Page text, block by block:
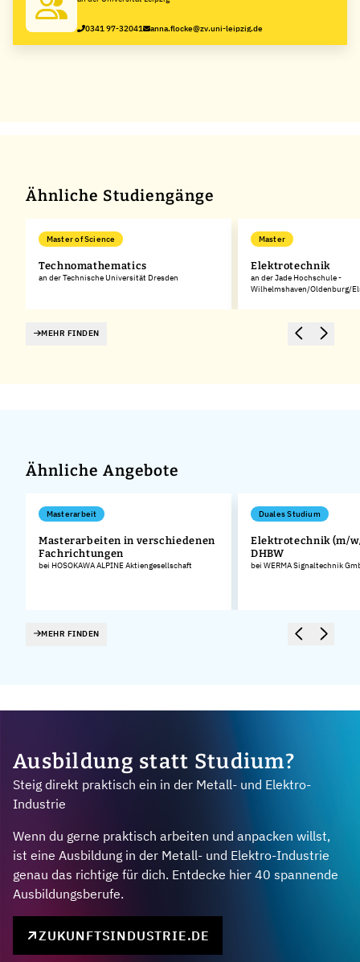
0341 97-32041 anna.flocke@zv.uni-leipzig.de
Ähnliche Studiengänge
Master of Science
Technomathematics
an der Technische Universität Dresden
Master
Elektrotechnik
an der Jade Hochschule -
Wilhelmshaven/Oldenburg/
MEHR FINDEN
Ähnliche Angebote
Masterarbeit
Masterarbeiten in verschiedenen
Fachrichtungen
bei HOSOKAWA ALPINE Aktiengesellschaft
Duales Studium
Elektrotechnik (m/
DHBW
bei WERMA Signaltechnik
MEHR FINDEN
Ausbildung statt Studium?
Steig direkt praktisch ein in der Metall- und Elektro-
Industrie
Wenn du gerne praktisch arbeiten und anpacken willst,
ist eine Ausbildung in der Metall- und Elektro-Industrie
genau das richtige für dich. Entdecke hier 40 spannende
Ausbildungsberufe.
ZUKUNFTSINDUSTRIE.DE